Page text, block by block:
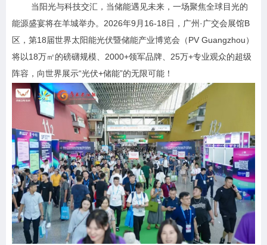
当阳光与科技交汇，当储能遇见未来，一场聚焦全球目光的
能源盛宴将在羊城举办。2026年9月16-18日，广州·广交会展馆B
区，第18届世界太阳能光伏暨储能产业博览会（PV Guangzhou）
将以18万㎡的磅礴规模、2000+领军品牌、25万+专业观众的超级
阵容，向世界展示“光伏+储能”的无限可能！